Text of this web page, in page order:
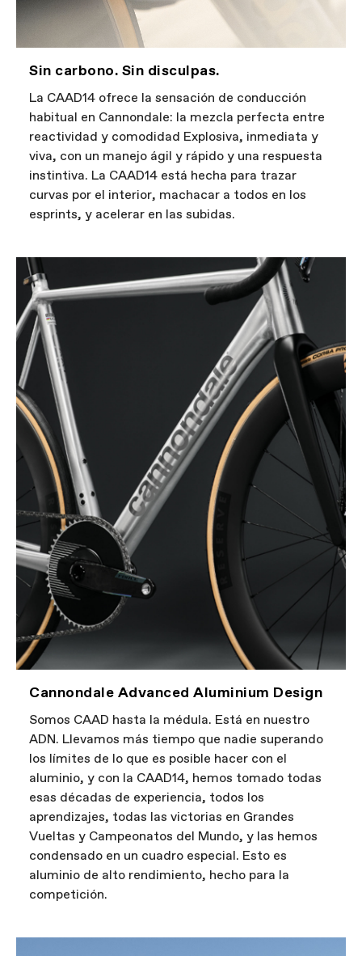
Sin carbono. Sin disculpas.
La CAAD14 ofrece la sensación de conducción
habitual en Cannondale: la mezcla perfecta entre
reactividad y comodidad Explosiva, inmediata y
viva, con un manejo ágil y rápido y una respuesta
instintiva. La CAAD14 está hecha para trazar
curvas por el interior, machacar a todos en los
esprints, y acelerar en las subidas.
Cannondale Advanced Aluminium Design
Somos CAAD hasta la médula. Está en nuestro
ADN. Llevamos más tiempo que nadie superando
los límites de lo que es posible hacer con el
aluminio, y con la CAAD14, hemos tomado todas
esas décadas de experiencia, todos los
aprendizajes, todas las victorias en Grandes
Vueltas y Campeonatos del Mundo, y las hemos
condensado en un cuadro especial. Esto es
aluminio de alto rendimiento, hecho para la
competición.